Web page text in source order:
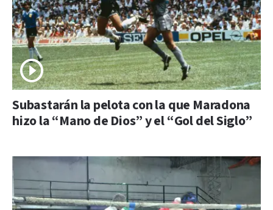
Subastarán la pelota con la que Maradona
hizo la “Mano de Dios” y el “Gol del Siglo”